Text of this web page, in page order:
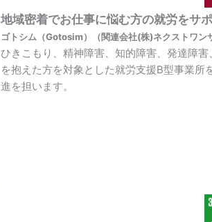
地域密着でお仕事に悩む方の就労をサ
ゴトシム（Gotosim）（関連会社(株)ネクストワン
ひきこもり、精神障害、知的障害、発達障
を抱えた方を対象とした就労支援B型事業所
進を担います。